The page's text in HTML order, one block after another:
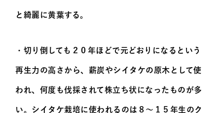
と綺麗に黄葉する。
・切り倒しても２０年ほどで元どおりになるという
再生力の高さから、薪炭やシイタケの原木として使
われ、何度も伐採されて株立ち状になったものが多
い。シイタケ栽培に使われるのは８～１５年生のク